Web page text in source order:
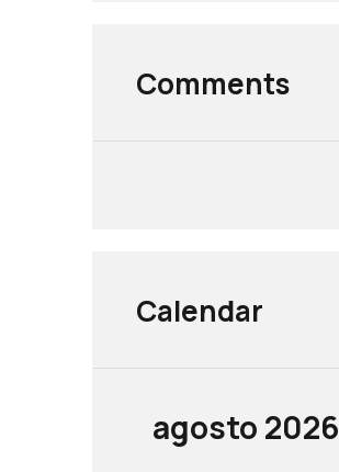
Comments
Calendar
agosto 2026